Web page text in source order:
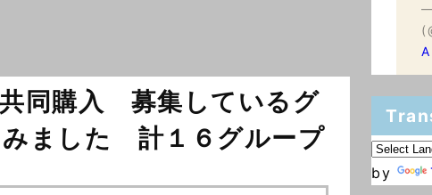
同購入 募集しているグ
ました 計１６グループ
—
by